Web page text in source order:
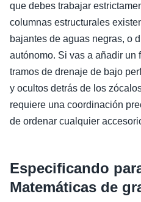
que debes trabajar
columnas estructurales
bajantes de aguas negras, o
autónomo. Si vas a añadir un
tramos de drenaje de bajo
y ocultos detrás de los
requiere una coordinación
de ordenar cualquier
Especificando
Matemáticas de